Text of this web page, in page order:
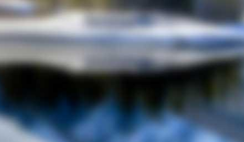
du
Canada